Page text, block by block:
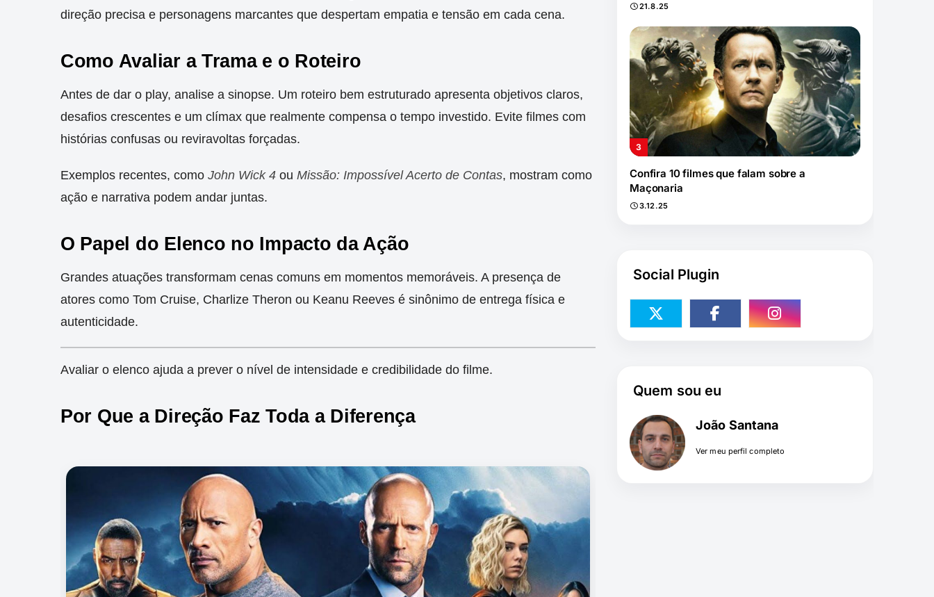
direção precisa e personagens marcantes que despertam empatia e tensão em cada cena.
Como Avaliar a Trama e o Roteiro
Antes de dar o play, analise a sinopse. Um roteiro bem estruturado apresenta objetivos claros,
desafios crescentes e um clímax que realmente compensa o tempo investido. Evite filmes com
histórias confusas ou reviravoltas forçadas.
Exemplos recentes, como John Wick 4 ou Missão: Impossível Acerto de Contas, mostram como
ação e narrativa podem andar juntas.
O Papel do Elenco no Impacto da Ação
Grandes atuações transformam cenas comuns em momentos memoráveis. A presença de
atores como Tom Cruise, Charlize Theron ou Keanu Reeves é sinônimo de entrega física e
autenticidade.
Avaliar o elenco ajuda a prever o nível de intensidade e credibilidade do filme.
Por Que a Direção Faz Toda a Diferença
21.8.25
Confira 10 filmes que falam sobre a
Maçonaria
3.12.25
Social Plugin
Quem sou eu
João Santana
Ver meu perfil completo